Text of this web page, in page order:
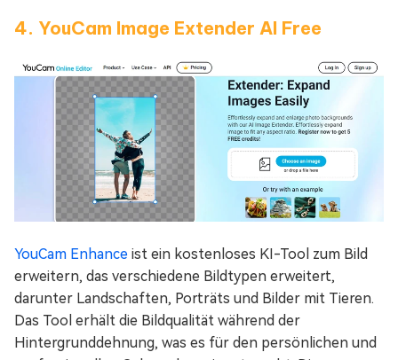
4. YouCam Image Extender AI Free
YouCam Enhance ist ein kostenloses KI-Tool zum Bild
erweitern, das verschiedene Bildtypen erweitert,
darunter Landschaften, Porträts und Bilder mit Tieren.
Das Tool erhält die Bildqualität während der
Hintergrunddehnung, was es für den persönlichen und